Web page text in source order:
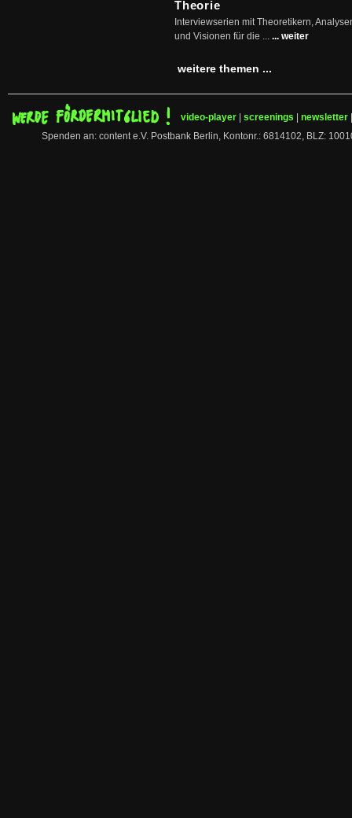
Theorie
Interviewserien mit Theoretikern,
und Visionen für die ... ... weiter
weitere themen ...
video-player screenings newsletter
Spenden an: content e.V. Postbank Berlin, Kontonr.: 6814102, BLZ: